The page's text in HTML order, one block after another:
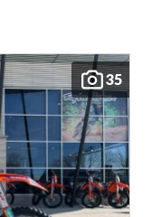
35